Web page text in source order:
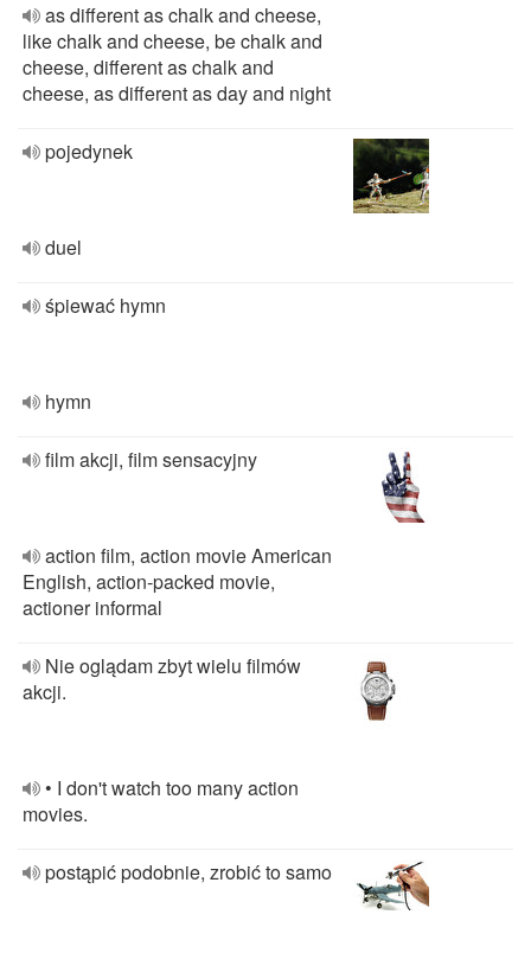
as different as chalk and cheese,
like chalk and cheese, be chalk and
cheese, different as chalk and
cheese, as different as day and night
pojedynek
duel
śpiewać hymn
hymn
film akcji, film sensacyjny
action film, action movie American
English, action-packed movie,
actioner informal
Nie oglądam zbyt wielu filmów
akcji.
• I don't watch too many action
movies.
postąpić podobnie, zrobić to samo